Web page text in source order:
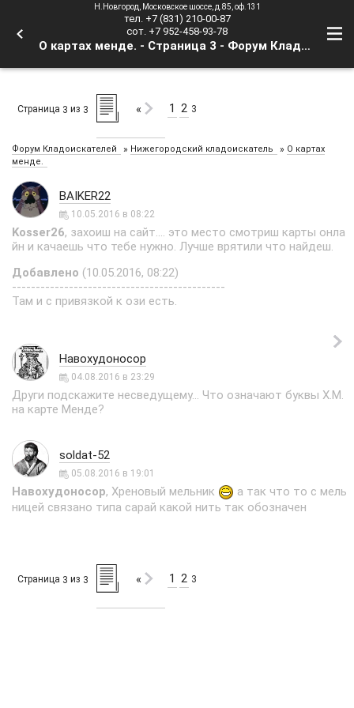
Н.Новгород, Московское шоссе, д.85, оф.131
тел. +7 (831) 210-00-87
сот. +7 952-458-93-78
О картах менде. - Страница 3 - Форум Кладоискателей
Страница 3 из 3 « 1 2 3
Форум Кладоискателей » Нижегородский кладоискатель » О картах
менде.
BAIKER22
10.05.2016 в 08:22
Kosser26, захоиш на сайт.... это место смотриш карты онла
йн и качаешь что тебе нужно. Лучше врятили что найдеш.
Добавлено (10.05.2016, 08:22)
---------------------------------------------
Там и с привязкой к ози есть.
Навохудоносор
04.08.2016 в 23:29
Други подскажите несведущему... Что означают буквы Х.М.
на карте Менде?
soldat-52
05.08.2016 в 19:01
Навохудоносор, Хреновый мельник
а так что то с мель
ницей связано типа сарай какой нить так обозначен
Страница 3 из 3 « 1 2 3